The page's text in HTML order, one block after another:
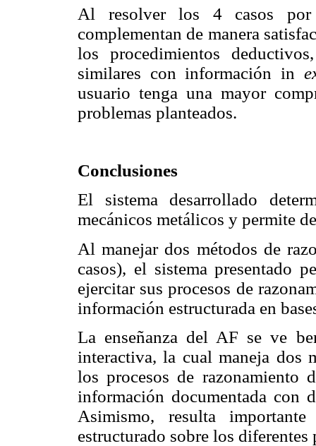
Al resolver los 4 casos por
complementan de manera
los procedimientos
similares con información in
usuario tenga una mayor
problemas planteados.
Conclusiones
El sistema desarrollado
mecánicos metálicos y permite
Al manejar dos métodos de
casos), el sistema presentado
ejercitar sus procesos de
información estructurada en
La enseñanza del AF se ve
interactiva, la cual maneja dos
los procesos de
información documentada con
Asimismo, resulta
estructurado sobre los diferentes